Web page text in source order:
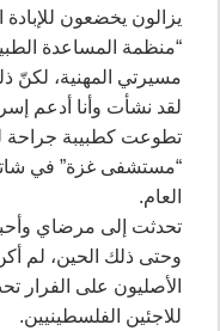
“منظمة المساعدة
مسيرتي المهنية، لكنّ
لقد نشأت وأنا أدعم
“مستشفى غزة” في
العام.
الأصليون على الفرار
للاجئين الفلسطينيين.‏